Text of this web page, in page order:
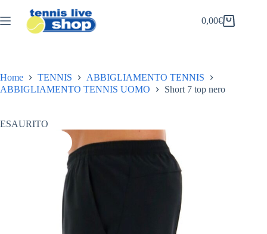
al
contenuto
Carrello
0,00€
Home TENNIS
ABBIGLIAMENTO TENNIS
ABBIGLIAMENTO TENNIS UOMO
Short 7 top nero
ESAURITO